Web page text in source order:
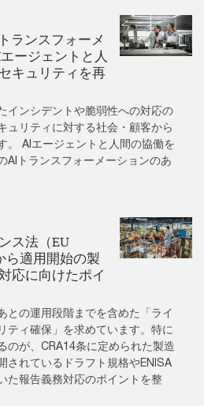
ランスフォーメ
ージェントと人
キュリティを再
インシデントや脆弱性への対応の
ュリティに対する社会・顧客から
。 AIエージェントと人間の協働を
AIトランスフォーメーションのあ
ス法（EU
適用開始の製
応に向けたポイ
との運用段階までを含めた「ライ
ティ確保」を求めています。特に
のが、CRA14条に定められた製造
されているドラフト規格やENISA
た報告義務対応のポイントを整